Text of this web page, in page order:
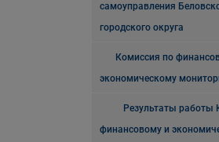
самоуправления
городского округа
Комиссия по
экономическому
Результаты работы
финансовому и